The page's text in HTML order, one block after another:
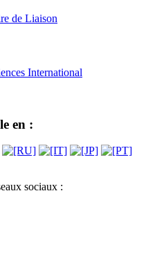
de Liaison
International
en :
sociaux :